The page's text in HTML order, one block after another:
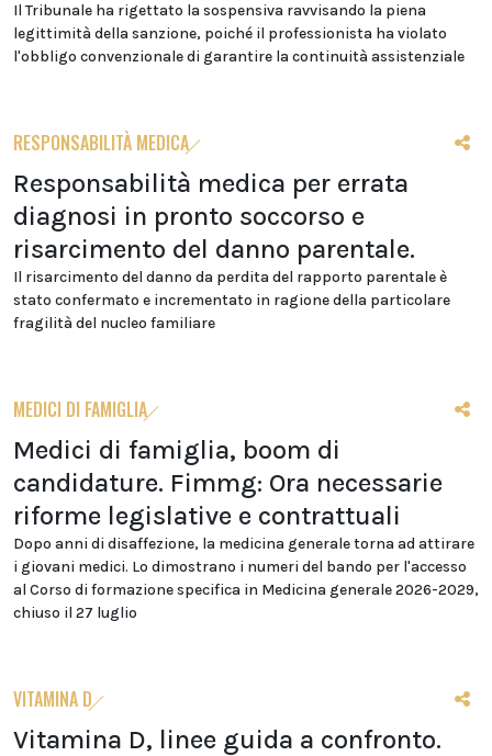
Il Tribunale ha rigettato la sospensiva ravvisando la piena
legittimità della sanzione, poiché il professionista ha violato
l'obbligo convenzionale di garantire la continuità assistenziale
RESPONSABILITÀ MEDICA
Responsabilità medica per errata
diagnosi in pronto soccorso e
risarcimento del danno parentale.
Il risarcimento del danno da perdita del rapporto parentale è
stato confermato e incrementato in ragione della particolare
fragilità del nucleo familiare
MEDICI DI FAMIGLIA
Medici di famiglia, boom di
candidature. Fimmg: Ora necessarie
riforme legislative e contrattuali
Dopo anni di disaffezione, la medicina generale torna ad attirare
i giovani medici. Lo dimostrano i numeri del bando per l'accesso
al Corso di formazione specifica in Medicina generale 2026-2029,
chiuso il 27 luglio
VITAMINA D
Vitamina D, linee guida a confronto.